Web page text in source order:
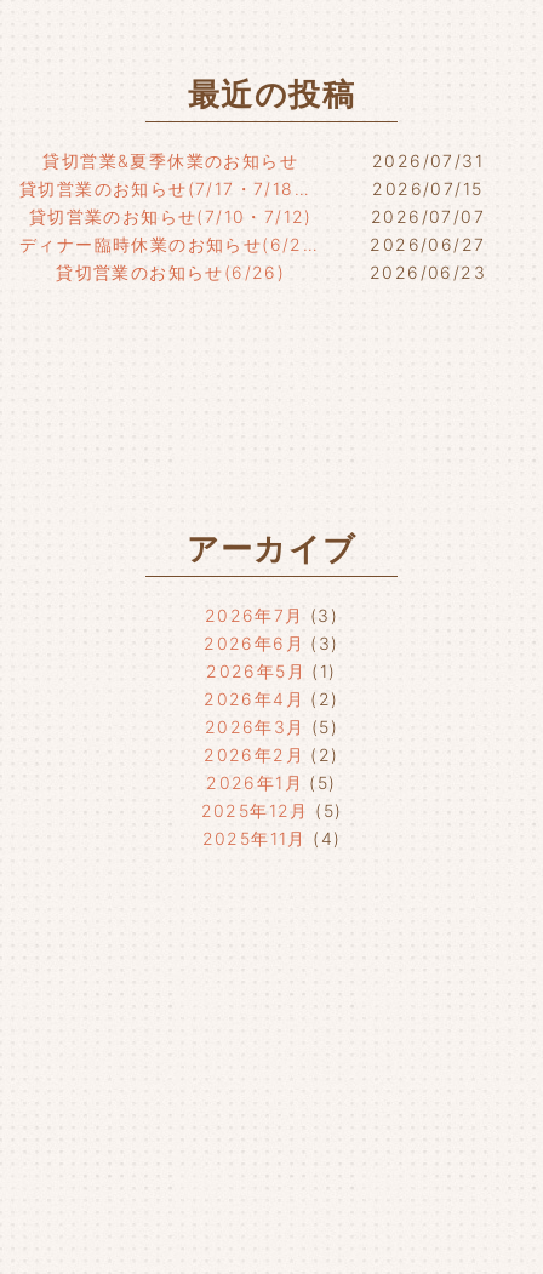
最近の投稿
貸切営業&夏季休業のお知らせ
2026/07/31
貸切営業のお知らせ(7/17・7/18・7/21)
2026/07/15
貸切営業のお知らせ(7/10・7/12)
2026/07/07
ディナー臨時休業のお知らせ(6/29)
2026/06/27
貸切営業のお知らせ(6/26)
2026/06/23
アーカイブ
2026年7月
(3)
2026年6月 (3)
2026年5月 (1)
2026年4月 (2)
2026年3月
(5)
2026年2月 (2)
2026年1月 (5)
2025年12月
(5)
2025年11月
(4)
2025年7月
(3)
2024年11月